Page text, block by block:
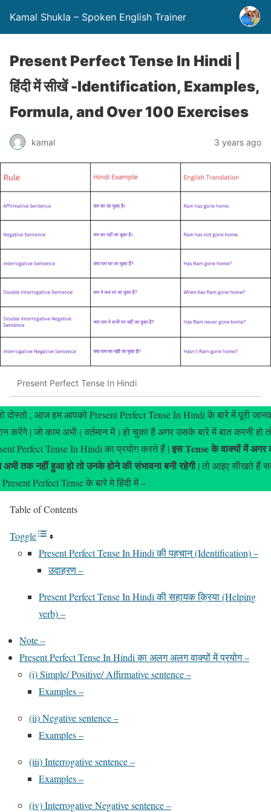
Kamal Shukla – Spoken English Trainer
Present Perfect Tense In Hindi |
हिंदी में सीखें -Identification, Examples,
Formula, and Over 100 Exercises
kamal 3 years ago
Present Perfect Tense In Hindi
दोस्तो , आज हम आपको Present Perfect Tense In Hindi के बारे में पूरी
करेंगे | जो काम अभी ( वर्तमान में ) हो चुका है अगर उसके बारे में बात करनी हो
Perfect Tense In Hindi का प्रयोग करते हैं |इस Tense के वाक्यों में अगर
अभी तक नहीं हुआ हो तो उनके होने की संभावना बनी रहेगी| तो आइए सीखते हैं
Perfect Tense के बारे मे हिंदी में –
Table of Contents
Toggle
Present Perfect Tense In Hindi की पहचान (Identification) –
उदाहरण –
Present Perfect Tense In Hindi की सहायक क्रिया (Helping
verb) –
Note –
Present Perfect Tense In Hindi का अलग अलग वाक्यों में प्रयोग –
(i) Simple/ Positive/ Affirmative sentence –
Examples –
(ii) Negative sentence –
Examples –
(iii) Interrogative sentence –
Examples –
(iv) Interrogative Negative sentence –